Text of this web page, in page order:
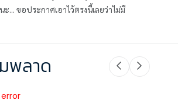
ะ... ขอประกาศเอาไว้ตรงนี้เลยว่าไม่มี
พลาด